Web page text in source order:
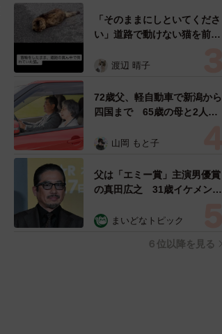
「そのままにしといてくださ
い」道路で動けない猫を前に
ようとした4日間 「命の重
表の訴え
渡辺 晴子
72歳父、軽自動車で新潟から
四国まで 65歳の母と2人で
憩まで分刻み… 「大学生で
山岡 もと子
父は「エミー賞」主演男優賞
の真田広之 31歳イケメン俳
「ガチヒロさんそっくり」
まいどなトピック
６位以降を見る